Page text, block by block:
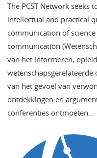
The PCST Network seeks
intellectual and practical
communication of
communication
van het informeren,
van het gevoel van
ontdekkingen en
conferenties ontmoeten…